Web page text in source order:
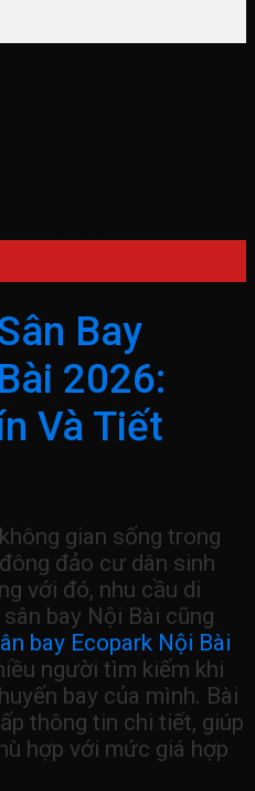
Bay
2026:
Và Tiết
gian sống trong
đảo cư dân sinh
với đó, nhu cầu di
bay Nội Bài cũng
bay Ecopark Nội Bài
người tìm kiếm khi
bay của mình. Bài
thông tin chi tiết, giúp
hợp với mức giá hợp